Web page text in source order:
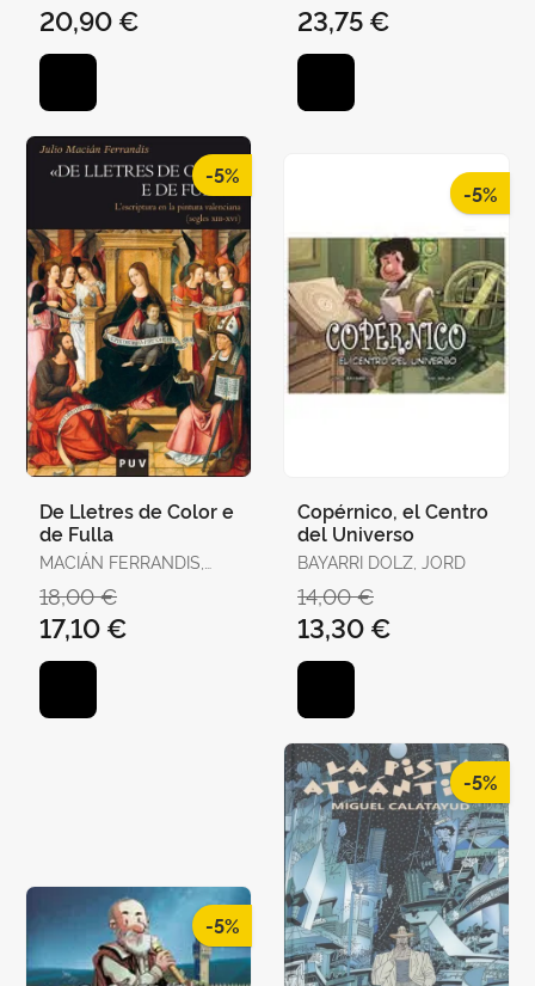
20,90 € 23,75 €
-5%
De Lletres de Color e
de Fulla
MACIÁN FERRANDIS,
18,00 €
17,10 €
-5%
Copérnico, el Centro
del Universo
BAYARRI DOLZ, JORD
14,00 €
13,30 €
-5%
-5%